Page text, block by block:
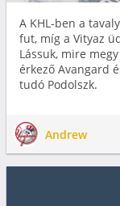
A KHL-ben a
fut, míg a Vityaz
Lássuk, mire
érkező Avangard
tudó Podolszk.
Andrew